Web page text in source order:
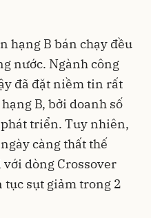
hạng B bán chạy đều
nước. Ngànhcông
đã đặt niềm tin rất
B, bởi doanh số
triển. Tuy nhiên,
càng thất thế
dòng Crossover
tục sụt giảm trong 2